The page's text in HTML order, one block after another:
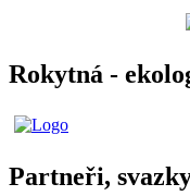
Rokytná -
Partneři,